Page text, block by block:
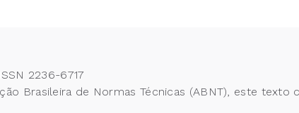
2236-6717
Brasileira de Normas Técnicas (ABNT), este